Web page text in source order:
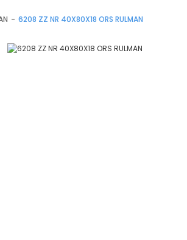
6208 ZZ NR 40X80X18 ORS RULMAN